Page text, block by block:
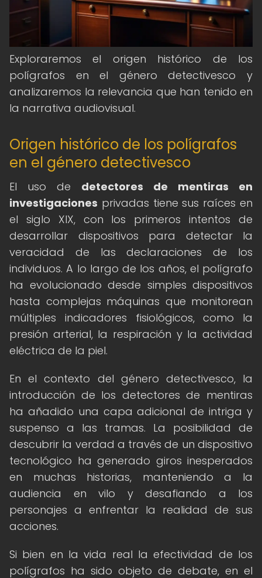
Exploraremos el origen histórico de los
polígrafos en el género detectivesco y
analizaremos la relevancia que han tenido en
la narrativa audiovisual.
Origen histórico de los polígrafos
en el género detectivesco
El uso de detectores de mentiras en
investigaciones privadas tiene sus raíces en
el siglo XIX, con los primeros intentos de
desarrollar dispositivos para detectar la
veracidad de las declaraciones de los
individuos. A lo largo de los años, el polígrafo
ha evolucionado desde simples dispositivos
hasta complejas máquinas que monitorean
múltiples indicadores fisiológicos, como la
presión arterial, la respiración y la actividad
eléctrica de la piel.
En el contexto del género detectivesco, la
introducción de los detectores de mentiras
ha añadido una capa adicional de intriga y
suspenso a las tramas. La posibilidad de
descubrir la verdad a través de un dispositivo
tecnológico ha generado giros inesperados
en muchas historias, manteniendo a la
audiencia en vilo y desafiando a los
personajes a enfrentar la realidad de sus
acciones.
Si bien en la vida real la efectividad de los
polígrafos ha sido objeto de debate, en el